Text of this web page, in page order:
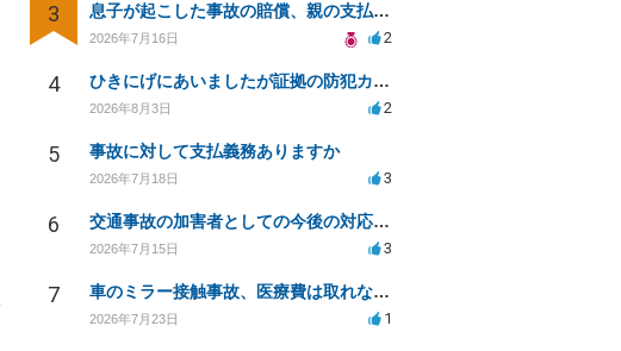
3 息子が起こした事故の賠償、親の支払義務と対策は？
2026年7月16日 2
4 ひきにげにあいましたが証拠の防犯カメラがうつってない
2026年8月3日 2
5 事故に対して支払義務ありますか
2026年7月18日 3
6 交通事故の加害者としての今後の対応と弁護士相談のタイミングは？
2026年7月15日 3
7 車のミラー接触事故、医療費は取れないのでしょうか？
2026年7月23日 1